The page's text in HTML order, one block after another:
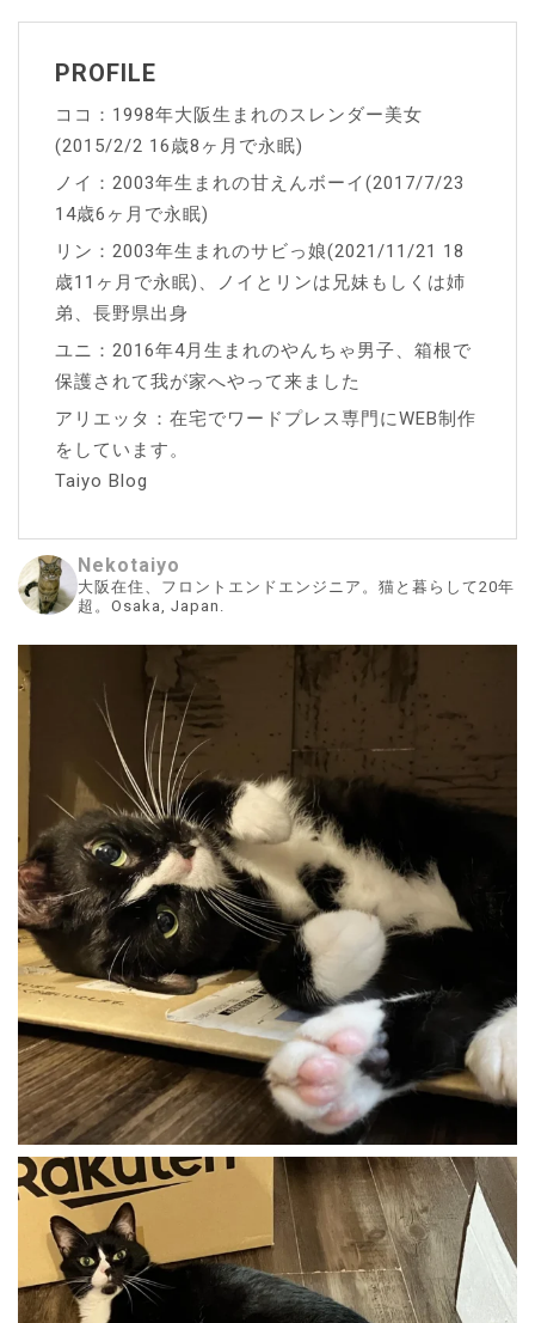
ン
PROFILE
ココ：1998年大阪生まれのスレンダー美女
(2015/2/2 16歳8ヶ月で永眠)
ノイ：2003年生まれの甘えんボーイ(2017/7/23
14歳6ヶ月で永眠)
リン：2003年生まれのサビっ娘(2021/11/21 18
歳11ヶ月で永眠)、ノイとリンは兄妹もしくは姉
弟、長野県出身
ユニ：2016年4月生まれのやんちゃ男子、箱根で
保護されて我が家へやって来ました
アリエッタ：在宅でワードプレス専門にWEB制作
をしています。
Taiyo Blog
Nekotaiyo
大阪在住、フロントエンドエンジニア。猫と暮らして20年
超。Osaka, Japan.